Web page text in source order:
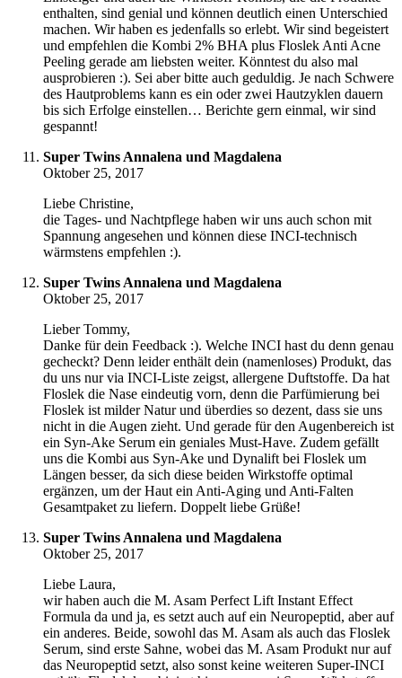
enthalten, sind genial und können deutlich einen Unterschied
machen. Wir haben es jedenfalls so erlebt. Wir sind begeistert
und empfehlen die Kombi 2% BHA plus Floslek Anti Acne
Peeling gerade am liebsten weiter. Könntest du also mal
ausprobieren :). Sei aber bitte auch geduldig. Je nach Schwere
des Hautproblems kann es ein oder zwei Hautzyklen dauern
bis sich Erfolge einstellen… Berichte gern einmal, wir sind
gespannt!
Super Twins Annalena und Magdalena
Oktober 25, 2017
Liebe Christine,
die Tages- und Nachtpflege haben wir uns auch schon mit
Spannung angesehen und können diese INCI-technisch
wärmstens empfehlen :).
Super Twins Annalena und Magdalena
Oktober 25, 2017
Lieber Tommy,
Danke für dein Feedback :). Welche INCI hast du denn genau
gecheckt? Denn leider enthält dein (namenloses) Produkt, das
du uns nur via INCI-Liste zeigst, allergene Duftstoffe. Da hat
Floslek die Nase eindeutig vorn, denn die Parfümierung bei
Floslek ist milder Natur und überdies so dezent, dass sie uns
nicht in die Augen zieht. Und gerade für den Augenbereich ist
ein Syn-Ake Serum ein geniales Must-Have. Zudem gefällt
uns die Kombi aus Syn-Ake und Dynalift bei Floslek um
Längen besser, da sich diese beiden Wirkstoffe optimal
ergänzen, um der Haut ein Anti-Aging und Anti-Falten
Gesamtpaket zu liefern. Doppelt liebe Grüße!
Super Twins Annalena und Magdalena
Oktober 25, 2017
Liebe Laura,
wir haben auch die M. Asam Perfect Lift Instant Effect
Formula da und ja, es setzt auch auf ein Neuropeptid, aber auf
ein anderes. Beide, sowohl das M. Asam als auch das Floslek
Serum, sind erste Sahne, wobei das M. Asam Produkt nur auf
das Neuropeptid setzt, also sonst keine weiteren Super-INCI